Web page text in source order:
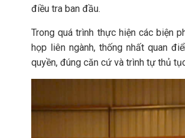
điều tra ban đầu.
Trong quá trình thực hiện các biện
họp liên ngành, thống nhất quan
quyền, đúng căn cứ và trình tự thủ